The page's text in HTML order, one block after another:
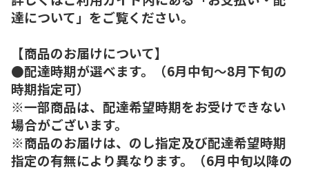
達について」をご覧ください。
【商品のお届けについて】
●配達時期が選べます。（6月中旬～8月下旬の
時期指定可）
※一部商品は、配達希望時期をお受けできない
場合がございます。
※商品のお届けは、のし指定及び配達希望時期
指定の有無により異なります。（6月中旬以降の